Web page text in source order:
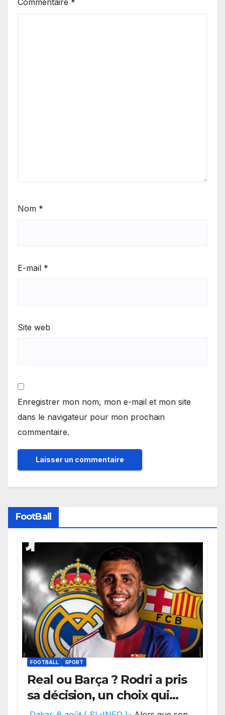
Commentaire *
Nom *
E-mail *
Site web
Enregistrer mon nom, mon e-mail et mon site
dans le navigateur pour mon prochain
commentaire.
FootBall
FOOTBALL SPORT
Real ou Barça ? Rodri a pris
sa décision, un choix qui
pourrait faire grand bruit